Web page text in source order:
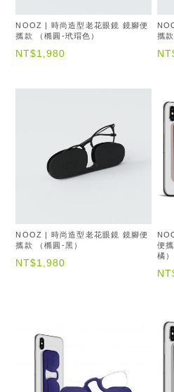
NOOZ | 時尚造型老花眼鏡 鏡腳便
攜款 （橢圓-玳瑁色）
NT$1,980
攜
NOOZ | 時尚造型老花眼鏡 鏡腳便
攜款 （橢圓-黑）
NT$1,980
便
橘）